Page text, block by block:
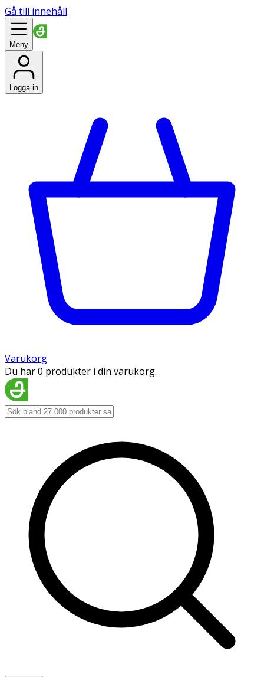
Gå till innehåll
Meny
Logga in
Varukorg
Du har 0 produkter i din varukorg.